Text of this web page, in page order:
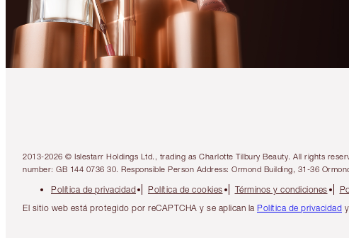
2013-2026 © Islestarr Holdings Ltd., trading as Charlotte Tilbury Beauty. All rights
number: GB 144 0736 30. Responsible Person Address: Ormond Building, 31-36
Política de privacidad Política de cookies Términos y condiciones
El sitio web está protegido por reCAPTCHA y se aplican la Política de privacidad